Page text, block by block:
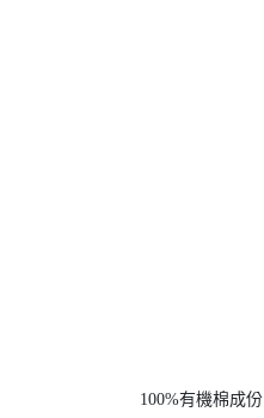
100%有機棉成份